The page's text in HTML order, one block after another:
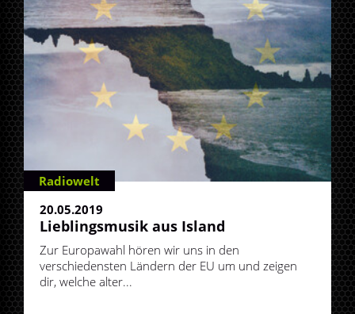
Radiowelt
20.05.2019
Lieblingsmusik aus Island
Zur Europawahl hören wir uns in den
verschiedensten Ländern der EU um und zeigen
dir, welche alter...